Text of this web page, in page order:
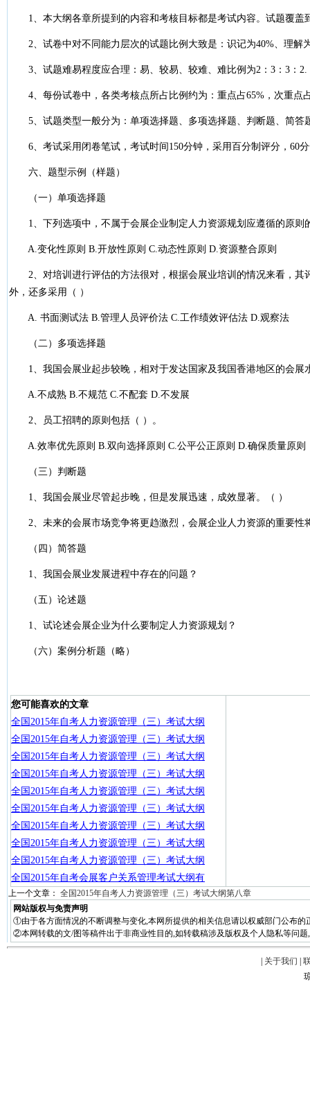
1、本大纲各章所提到的内容和考核目标都是考试内容。试题覆盖
2、试卷中对不同能力层次的试题比例大致是：识记为40%、理解
3、试题难易程度应合理：易、较易、较难、难比例为2：3：3：2.
4、每份试卷中，各类考核点所占比例约为：重点占65%，次重点
5、试题类型一般分为：单项选择题、多项选择题、判断题、简答
6、考试采用闭卷笔试，考试时间150分钟，采用百分制评分，60
六、题型示例（样题）
（一）单项选择题
1、下列选项中，不属于会展企业制定人力资源规划应遵循的原则
A.变化性原则 B.开放性原则 C.动态性原则 D.资源整合原则
2、对培训进行评估的方法很对，根据会展业培训的情况来看，其
外，还多采用（ ）
A. 书面测试法 B.管理人员评价法 C.工作绩效评估法 D.观察法
（二）多项选择题
1、我国会展业起步较晚，相对于发达国家及我国香港地区的会展
A.不成熟 B.不规范 C.不配套 D.不发展
2、员工招聘的原则包括（ ）。
A.效率优先原则 B.双向选择原则 C.公平公正原则 D.确保质量原则
（三）判断题
1、我国会展业尽管起步晚，但是发展迅速，成效显著。（ ）
2、未来的会展市场竞争将更趋激烈，会展企业人力资源的重要性
（四）简答题
1、我国会展业发展进程中存在的问题？
（五）论述题
1、试论述会展企业为什么要制定人力资源规划？
（六）案例分析题（略）
您可能喜欢的文章
全国2015年自考人力资源管理（三）考试大纲
全国2015年自考人力资源管理（三）考试大纲
全国2015年自考人力资源管理（三）考试大纲
全国2015年自考人力资源管理（三）考试大纲
全国2015年自考人力资源管理（三）考试大纲
全国2015年自考人力资源管理（三）考试大纲
全国2015年自考人力资源管理（三）考试大纲
全国2015年自考人力资源管理（三）考试大纲
全国2015年自考人力资源管理（三）考试大纲
全国2015年自考会展客户关系管理考试大纲有
上一个文章： 全国2015年自考人力资源管理（三）考试大纲第八章
网站版权与免责声明
①由于各方面情况的不断调整与变化,本网所提供的相关信息请以权威部门公布的
②本网转载的文/图等稿件出于非商业性目的,如转载稿涉及版权及个人隐私等问题
关于我们